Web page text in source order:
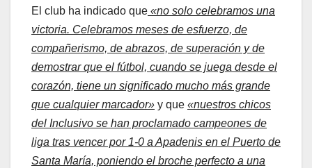
El club ha indicado que «no solo celebramos una
victoria. Celebramos meses de esfuerzo, de
compañerismo, de abrazos, de superación y de
demostrar que el fútbol, cuando se juega desde el
corazón, tiene un significado mucho más grande
que cualquier marcador» y que «nuestros chicos
del Inclusivo se han proclamado campeones de
liga tras vencer por 1-0 a Apadenis en el Puerto de
Santa María, poniendo el broche perfecto a una